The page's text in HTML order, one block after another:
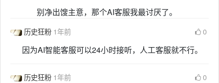
别净出馊主意，那个AI客服我最讨厌了。
历史狂粉 1年前 0
因为AI智能客服可以24小时接听，人工客服就不行。
历史狂粉 1年前 0